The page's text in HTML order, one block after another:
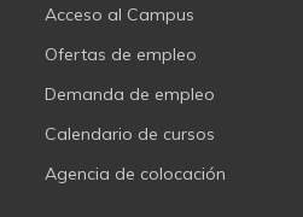
Acceso al Campus
Ofertas de empleo
Demanda de empleo
Calendario de cursos
Agencia de colocación